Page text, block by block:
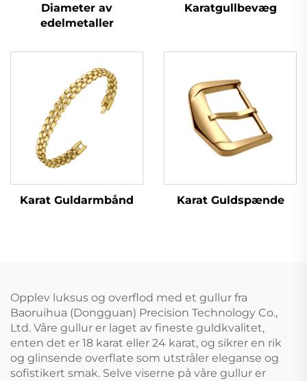
Diameter av
edelmetaller
Karatgullbevæg
Karat Guldarmbånd Karat Guldspænde
Opplev luksus og overflod med et gullur fra
Baoruihua (Dongguan) Precision Technology Co.,
Ltd. Våre gullur er laget av fineste guldkvalitet,
enten det er 18 karat eller 24 karat, og sikrer en rik
og glinsende overflate som utstråler eleganse og
sofistikert smak. Selve viserne på våre gullur er